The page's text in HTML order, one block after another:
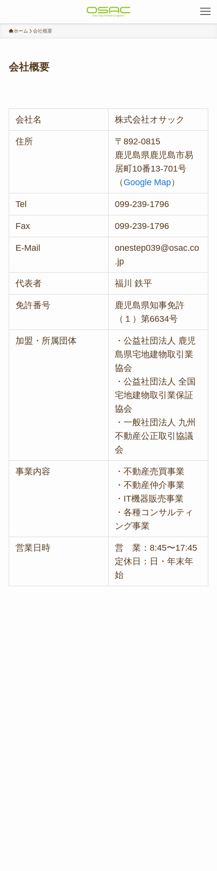
ホーム 会社概要
会社概要
会社名 株式会社オサック
住所
〒892-0815
鹿児島県鹿児島市易
居町10番13-701号
（ Google Map）
Tel 099-239-1796
Fax 099-239-1796
E-Mail
onestep039@osac.co
.jp
代表者 福川 鉄平
免許番号
鹿児島県知事免許
（１）第6634号
加盟・所属団体
・公益社団法人 鹿児
島県宅地建物取引業
協会
・公益社団法人 全国
宅地建物取引業保証
協会
・一般社団法人 九州
不動産公正取引協議
会
事業内容
・不動産売買事業
・不動産仲介事業
・IT機器販売事業
・各種コンサルティ
ング事業
営業日時
営 業：8:45〜17:45
定休日：日・年末年
始